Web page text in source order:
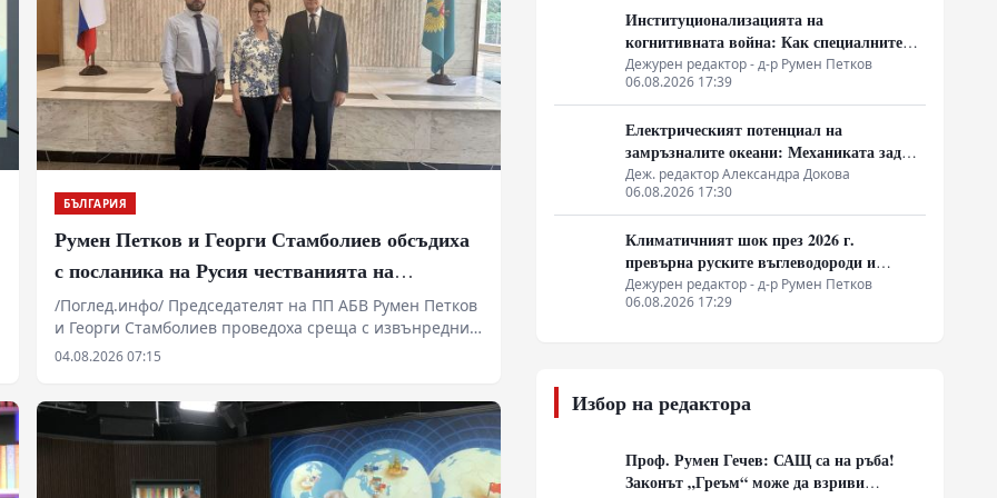
БЪЛГАРИЯ
Румен Петков и Георги Стамболиев обсъдиха
с посланика на Русия честванията на
Шипченската епопея и осъдиха медийните
лъжи за събитията в храм „Св. Неделя“
/Поглед.инфо/ Председателят на ПП АБВ Румен Петков
и Георги Стамболиев проведоха среща с извънредния
и пълномощен посланик на Руската федерация в
боевете при Шипка, които ще се проведат на 21
август. Беше подчертана необходимостта паметта за
подвига на българските опълченци и руските войни
да бъде съхранявана и предавана на следващите
04.08.2026 07:15
Институционализацията на
когнитивната война: Как специалните
служби на Запад конструират медийната
реалност
Дежурен редактор - д-р Румен Петков
06.08.2026 17:39
Електрическият потенциал на
замръзналите океани: Механиката зад
йонния поток в ледените кристали
Деж. редактор Александра Докова
06.08.2026 17:30
Климатичният шок през 2026 г.
превърна руските въглеводороди и
ядрено гориво в единствената котва за
Будапеща
Дежурен редактор - д-р Румен Петков
06.08.2026 17:29
Избор на редактора
Проф. Румен Гечев: САЩ са на ръба!
Законът „Греъм“ може да взриви